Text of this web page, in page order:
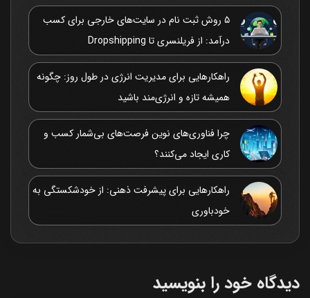
۵ روش ثبت نام در سایت‌های خارجی برای کسب
درآمد: از فریلنسری تا Dropshipping
راهکارهایی برای مدیریت انرژی در طول روز: چگونه
همیشه تازه و انرژی‌مند باشید
چرا فناوری‌های نوین فرصت‌های بی‌شمار کسب و
کاری ایجاد می‌کنند؟
راهکارهایی برای پیشرفت ذهنی: از خودشکستگی به
خودباوری
دیدگاه خود را بنویسید